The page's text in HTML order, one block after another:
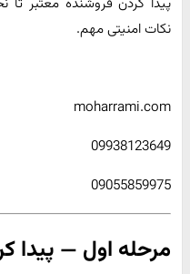
نکات امنیتی مهم.
moharrami.com
09938123649
09055859975
مرحله اول — پیدا